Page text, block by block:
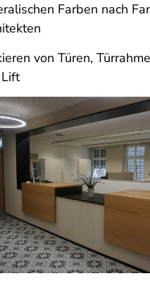
Farben nach
von Türen,